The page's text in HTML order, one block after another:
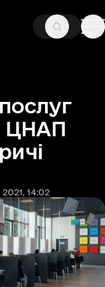
ЦНАП
, 14:02